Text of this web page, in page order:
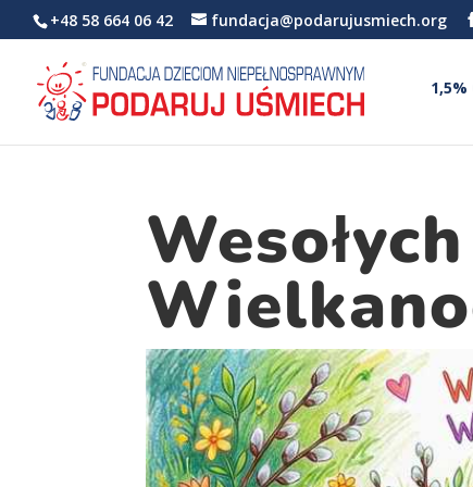
+48 58 664 06 42 fundacja@podarujusmiech.org
1,5%